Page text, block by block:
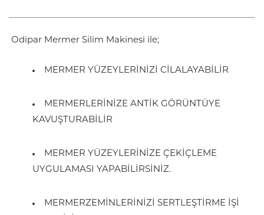
Odipar Mermer Silim Makinesi ile;
MERMER YÜZEYLERİNİZİ CİLALAYABİLİR
MERMERLERİNİZE ANTİK GÖRÜNTÜYE
KAVUŞTURABİLİR
MERMER YÜZEYLERİNİZE ÇEKİÇLEME
UYGULAMASI YAPABİLİRSİNİZ.
MERMERZEMİNLERİNİZİ SERTLEŞTİRME İŞİ